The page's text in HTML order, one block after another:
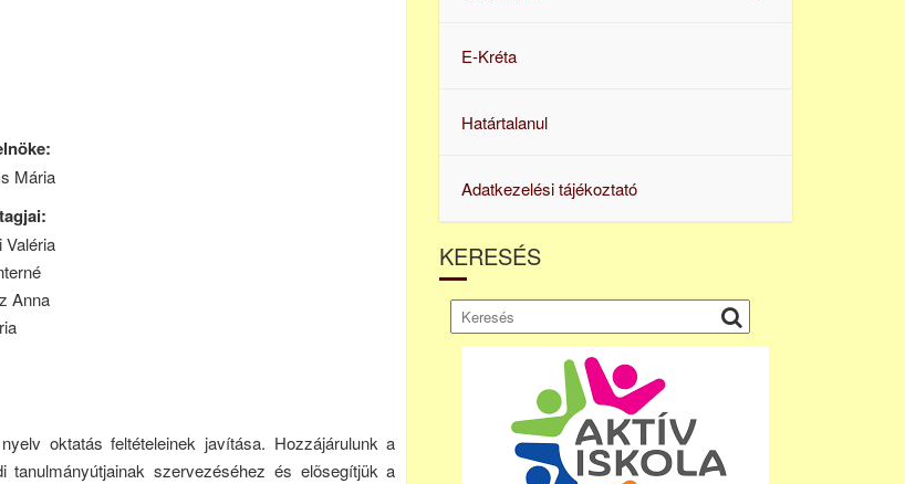
Mária
Anna
oktatás feltételeinek javítása. Hozzájárulunk a
tanulmányútjainak szervezéséhez és elõsegítjük a
E-Kréta
Határtalanul
Adatkezelési tájékoztató
KERESÉS